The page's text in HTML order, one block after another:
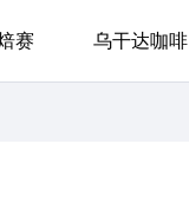
赛 乌干达咖啡